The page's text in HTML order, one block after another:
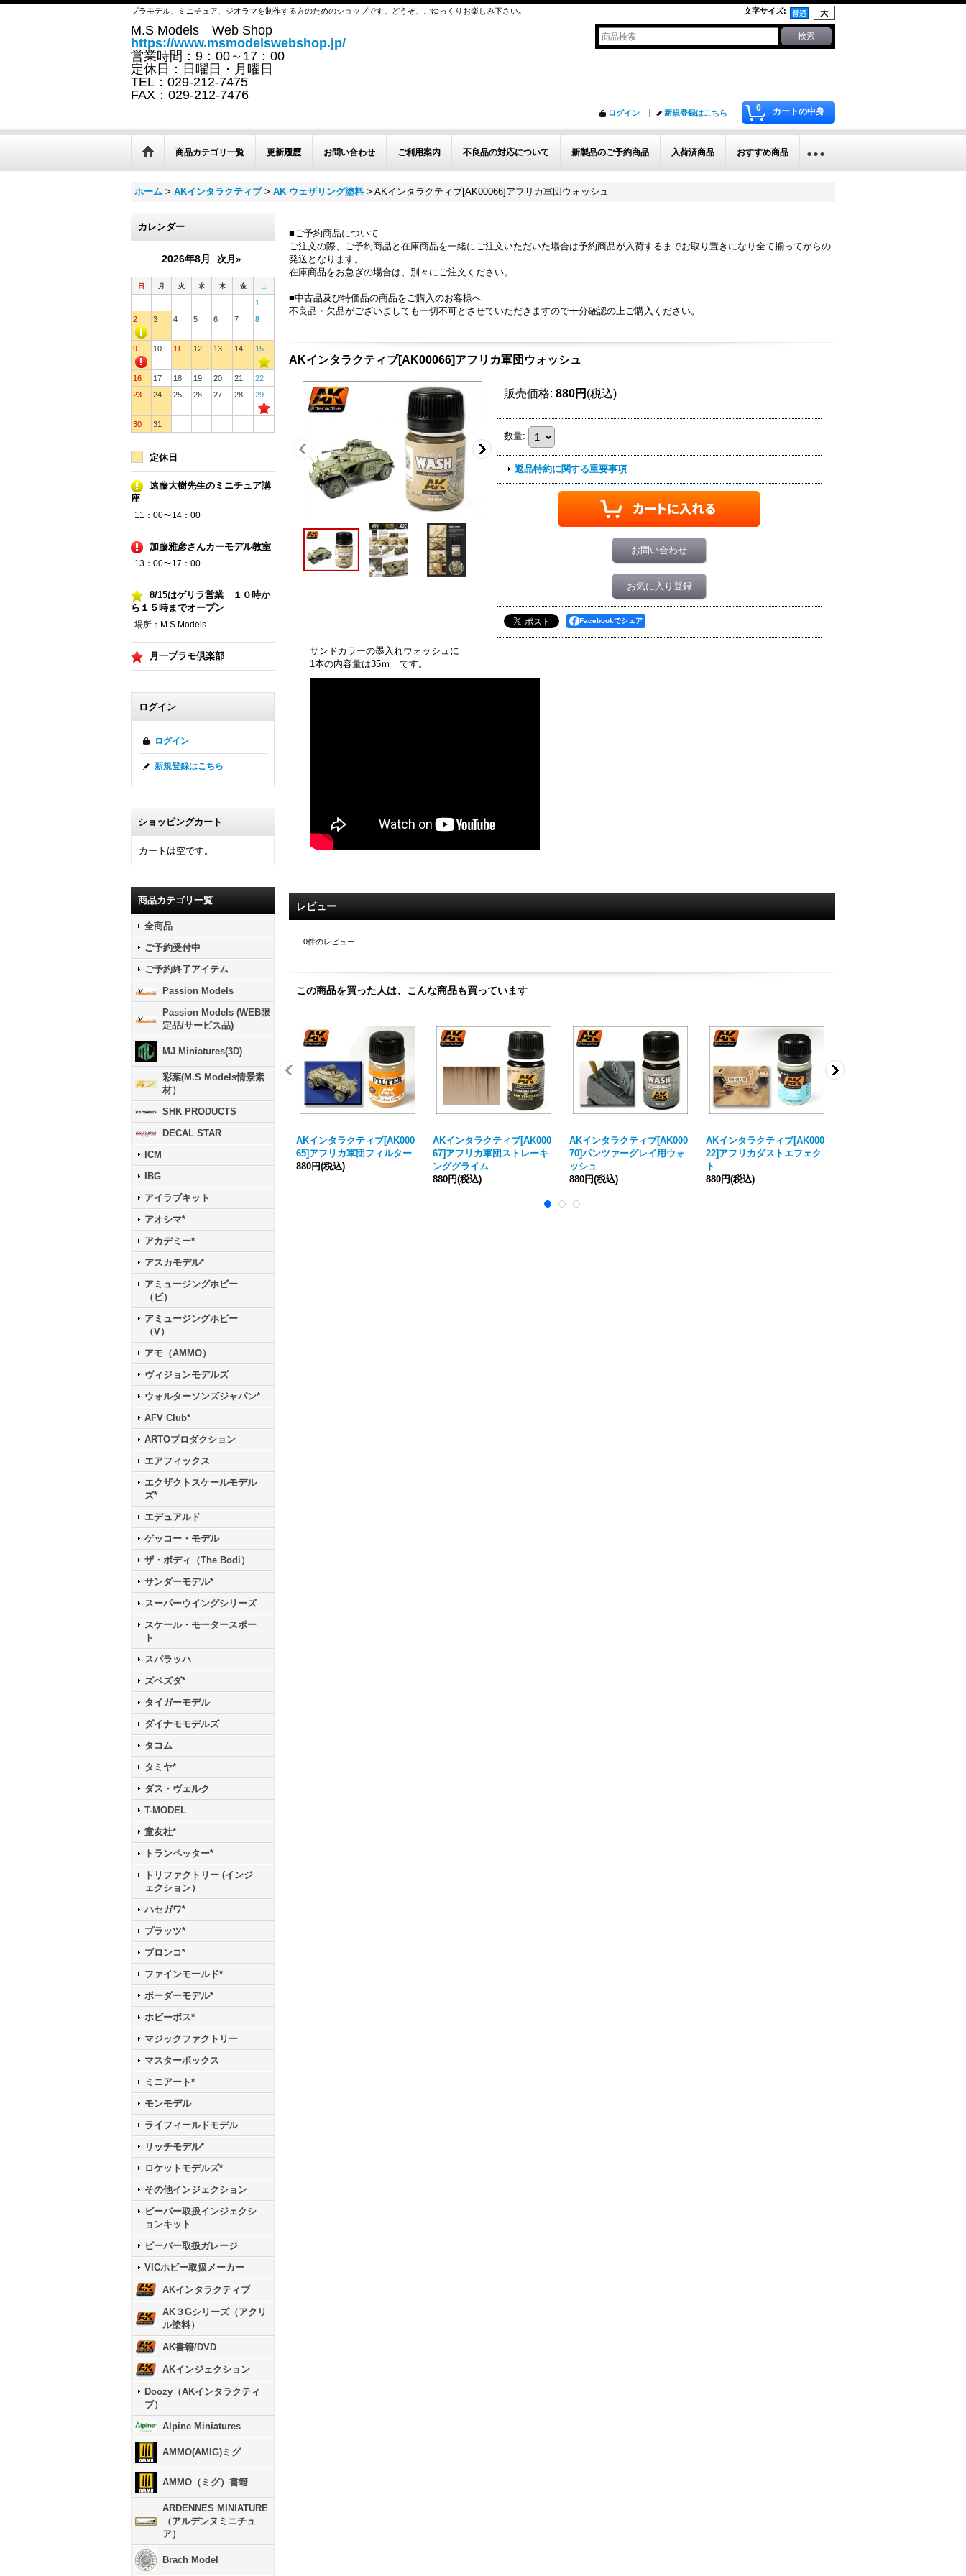
プラモデル、ミニチュア、ジオラマを制作する方のためのショップです。どうぞ、ごゆっくりお楽しみ下さい｡ 文字サイズ:
M.S Models Web Shop
https://www.msmodelswebshop.jp/
営業時間：9：00～17：00
定休日：日曜日・月曜日
TEL：029-212-7475
FAX：029-212-7476
0 カートの中身
ログイン 新規登録はこちら
商品カテゴリ一覧 更新履歴 お問い合わせ ご利用案内 不良品の対応について 新製品のご予約商品 入荷済商品 おすすめ商品
ホーム > AKインタラクティブ > AK ウェザリング塗料 > AKインタラクティブ[AK00066]アフリカ軍団ウォッシュ
カレンダー
2026年8月 次月»
日 月 火 水 木 金 土
1
2
3 4 5 6 7 8
9 10 11 12 13 14 15
16 17 18 19 20 21
22
23
24 25 26 27 28 29
30 31
定休日
遠藤大樹先生のミニチュア講
座
11：00〜14：00
加藤雅彦さんカーモデル教室
13：00〜17：00
8/15はゲリラ営業 １０時か
ら１５時までオープン
場所：M.S Models
月一プラモ倶楽部
ログイン
ログイン
新規登録はこちら
ショッピングカート
カートは空です。
商品カテゴリ一覧
全商品
ご予約受付中
ご予約終了アイテム
Passion Models
Passion Models (WEB限
定品/サービス品)
MJ Miniatures(3D)
彩葉(M.S Models情景素
材）
SHK PRODUCTS
DECAL STAR
ICM
IBG
アイラブキット
アオシマ*
アカデミー*
アスカモデル*
アミュージングホビー
（ビ）
アミュージングホビー
（V）
アモ（AMMO）
ヴィジョンモデルズ
ウォルターソンズジャパン*
AFV Club*
ARTOプロダクション
エアフィックス
エクザクトスケールモデル
ズ*
エデュアルド
ゲッコー・モデル
ザ・ボディ（The Bodi）
サンダーモデル*
スーパーウイングシリーズ
スケール・モータースポー
ト
スパラッハ
ズベズダ*
タイガーモデル
ダイナモモデルズ
タコム
タミヤ*
ダス・ヴェルク
T-MODEL
童友社*
トランペッター*
トリファクトリー (インジ
ェクション）
ハセガワ*
プラッツ*
ブロンコ*
ファインモールド*
ボーダーモデル*
ホビーボス*
マジックファクトリー
マスターボックス
ミニアート*
モンモデル
ライフィールドモデル
リッチモデル*
ロケットモデルズ*
その他インジェクション
ビーバー取扱インジェクシ
ョンキット
ビーバー取扱ガレージ
VICホビー取扱メーカー
AKインタラクティブ
AK３Gシリーズ（アクリ
ル塗料）
AK書籍/DVD
AKインジェクション
Doozy（AKインタラクティ
ブ）
Alpine Miniatures
AMMO(AMIG)ミグ
AMMO（ミグ）書籍
ARDENNES MINIATURE
（アルデンヌミニチュ
ア）
Brach Model
■ご予約商品について
ご注文の際、ご予約商品と在庫商品を一緒にご注文いただいた場合は予約商品が入荷するまでお取り置きになり全て揃ってからの
発送となります。
在庫商品をお急ぎの場合は、別々にご注文ください。
■中古品及び特価品の商品をご購入のお客様へ
不良品・欠品がございましても一切不可とさせていただきますので十分確認の上ご購入ください。
AKインタラクティブ[AK00066]アフリカ軍団ウォッシュ
販売価格: 880円 (税込)
数量:
返品特約に関する重要事項
お問い合わせ
お気に入り登録
Facebookでシェア
サンドカラーの墨入れウォッシュに
1本の内容量は35ｍｌです。
レビュー
0件のレビュー
この商品を買った人は、こんな商品も買っています
AKインタラクティブ[AK000
65]アフリカ軍団フィルター
880円(税込)
AKインタラクティブ[AK000
67]アフリカ軍団ストレーキ
ンググライム
880円(税込)
AKインタラクティブ[AK000
70]パンツァーグレイ用ウォ
ッシュ
880円(税込)
AKインタラクティブ[AK000
22]アフリカダストエフェク
ト
880円(税込)